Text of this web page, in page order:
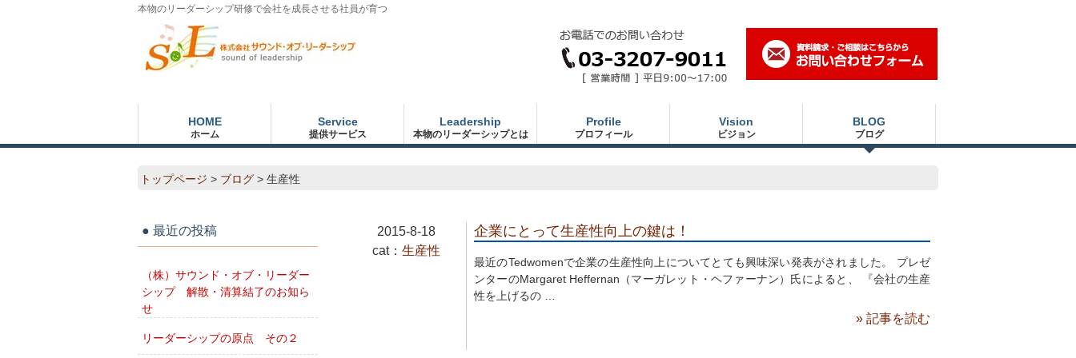
本物のリーダーシップ研修で会社を成長させる社員が育つ
HOME
ホーム
Service
提供サービス
Leadership
本物のリーダーシップとは
Profile
プロフィール
Vision
ビジョン
BLOG
ブログ
トップページ > ブログ > 生産性
2015-8-18
cat： 生産性
企業にとって生産性向上の鍵は！
最近のTedwomenで企業の生産性向上についてとても興味深い発表がされました。 プレゼ
ンターのMargaret Heffernan（マーガレット・ヘファーナン）氏によると、 『会社の生産
性を上げるの …
» 記事を読む
最近の投稿
（株）サウンド・オブ・リーダー
シップ 解散・清算結了のお知ら
せ
リーダーシップの原点 その２